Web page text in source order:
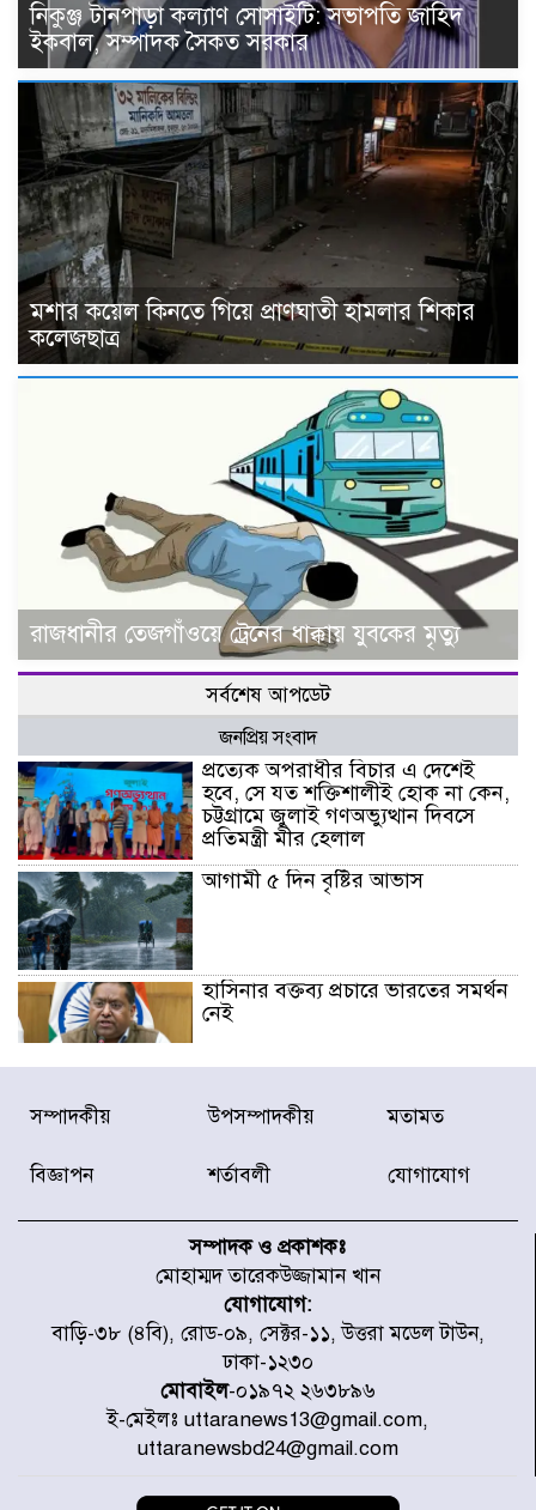
নিকুঞ্জ টানপাড়া কল্যাণ সোসাইটি: সভাপতি জাহিদ
ইকবাল, সম্পাদক সৈকত সরকার
মশার কয়েল কিনতে গিয়ে প্রাণঘাতী হামলার শিকার
কলেজছাত্র
রাজধানীর তেজগাঁওয়ে ট্রেনের ধাক্কায় যুবকের মৃত্যু
সর্বশেষ আপডেট
জনপ্রিয় সংবাদ
প্রত্যেক অপরাধীর বিচার এ দেশেই
হবে, সে যত শক্তিশালীই হোক না কেন,
চট্টগ্রামে জুলাই গণঅভ্যুত্থান দিবসে
প্রতিমন্ত্রী মীর হেলাল
আগামী ৫ দিন বৃষ্টির আভাস
হাসিনার বক্তব্য প্রচারে ভারতের সমর্থন
নেই
জুলাই গণঅভ্যুত্থানে আহত যোদ্ধা
মিতুর খোঁজ নিলেন প্রধানমন্ত্রী
শহীদের তালিকা প্রকাশ করল JRA
জুলাই গণঅভ্যুত্থানে উত্তরায় সর্বকনিষ্ঠ
শহীদ জাবির ইব্রাহীম: এক শিশুর রক্তে
লেখা ইতিহাস
রাজধানীতে আজ বৃষ্টির সম্ভাবনা, যা
জানাল আবহাওয়া অধিদপ্তর
সম্পাদকীয় উপসম্পাদকীয় মতামত
বিজ্ঞাপন শর্তাবলী যোগাযোগ
সম্পাদক ও প্রকাশকঃ
মোহাম্মদ তারেকউজ্জামান খান
যোগাযোগ:
বাড়ি-৩৮ (৪বি), রোড-০৯, সেক্টর-১১, উত্তরা মডেল টাউন,
ঢাকা-১২৩০
মোবাইল-০১৯৭২ ২৬৩৮৯৬
ই-মেইলঃ uttaranews13@gmail.com,
uttaranewsbd24@gmail.com